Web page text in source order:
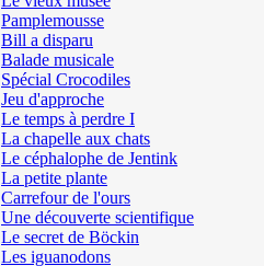
Pamplemousse
Bill a disparu
Balade musicale
Spécial Crocodiles
Jeu d'approche
Le temps à perdre I
La chapelle aux chats
Le céphalophe de Jentink
La petite plante
Carrefour de l'ours
Une découverte scientifique
Le secret de Böckin
Les iguanodons